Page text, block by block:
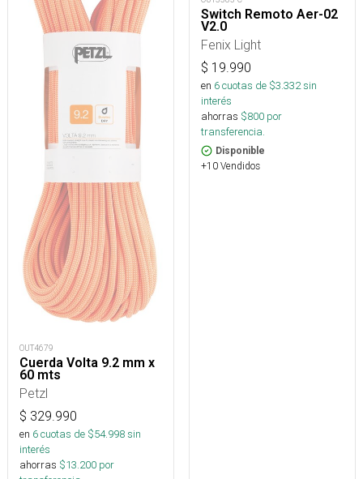
OUT4679
Cuerda Volta 9.2 mm x
60 mts
Petzl
$ 329.990
en 6cuotas de $54.998sin
interés
ahorras $13.200 por
Switch Remoto Aer-02
V2.0
Fenix Light
$ 19.990
en 6cuotas de $3.332sin
interés
ahorras $800 por
transferencia.
Disponible
+10 Vendidos